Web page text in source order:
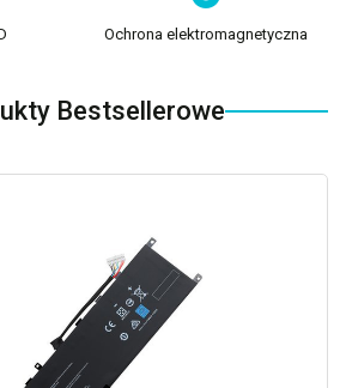
Ochrona elektromagnetyczna
Bestsellerowe